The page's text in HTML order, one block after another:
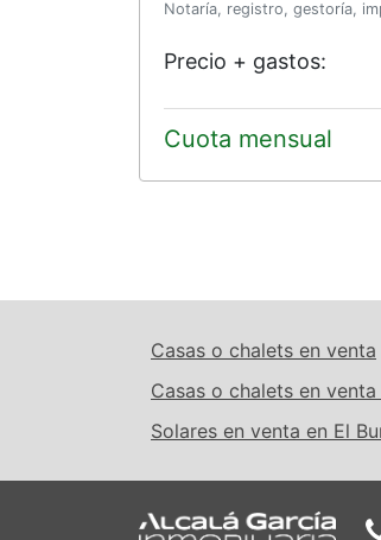
Notaría, registro, gestoría,
Precio + gastos:
Cuota mensual
Casas o chalets en venta
Casas o chalets en
Solares en venta en El